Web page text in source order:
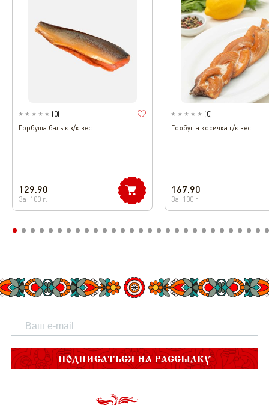
(0)
Горбуша балык х/к вес
129.90
За 100 г.
(0)
Горбуша косичка г/к вес
167.90
За 100 г.
ПОДПИСАТЬСЯ НА РАССЫЛКУ